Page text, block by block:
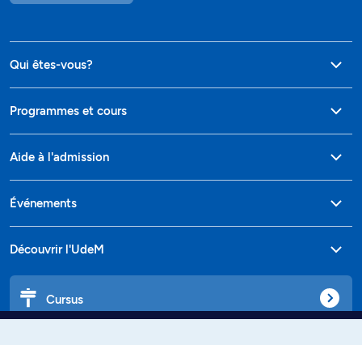
Qui êtes-vous?
Programmes et cours
Aide à l'admission
Événements
Découvrir l'UdeM
Cursus